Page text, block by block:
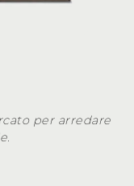
per arredare